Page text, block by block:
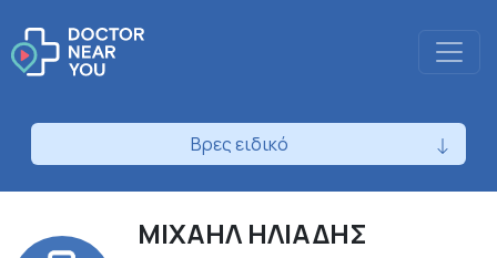
Βρες ειδικό
ΜΙΧΑΗΛ ΗΛΙΑΔΗΣ